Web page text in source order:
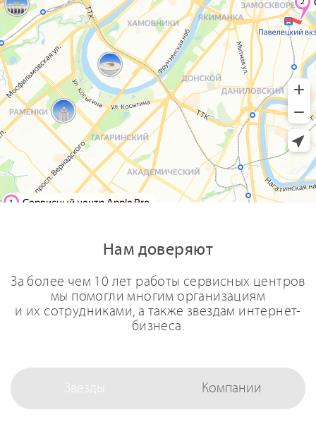
Нам доверяют
За более чем 10 лет работы сервисных центров
мы помогли многим организациям
и их сотрудниками, а также звездам интернет-
бизнеса.
Звезды Компании